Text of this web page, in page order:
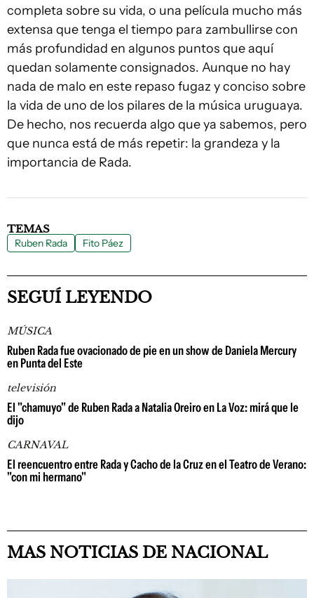
completa sobre su vida, o una película mucho más
extensa que tenga el tiempo para zambullirse con
más profundidad en algunos puntos que aquí
quedan solamente consignados. Aunque no hay
nada de malo en este repaso fugaz y conciso sobre
la vida de uno de los pilares de la música uruguaya.
De hecho, nos recuerda algo que ya sabemos, pero
que nunca está de más repetir: la grandeza y la
importancia de Rada.
TEMAS
Ruben Rada Fito Páez
SEGUÍ LEYENDO
MÚSICA
Ruben Rada fue ovacionado de pie en un show de Daniela Mercury
en Punta del Este
televisión
El "chamuyo" de Ruben Rada a Natalia Oreiro en La Voz: mirá que le
dijo
CARNAVAL
El reencuentro entre Rada y Cacho de la Cruz en el Teatro de Verano:
"con mi hermano"
MAS NOTICIAS DE NACIONAL